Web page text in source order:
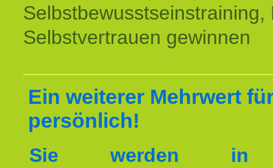
Selbstbewusstseinstraining,
Selbstvertrauen gewinnen
Ein weiterer Mehrwert
persönlich!
Sie werden in